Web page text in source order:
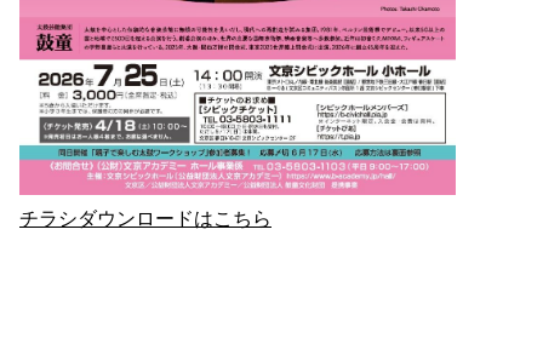
チラシダウンロードはこちら